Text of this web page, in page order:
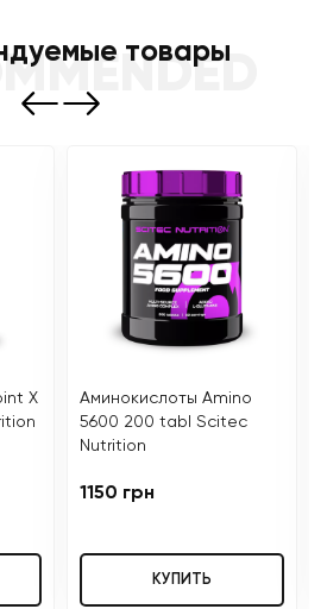
товары
X
Аминокислоты Amino
5600 200 tabl Scitec
Nutrition
1150 грн
КУПИТЬ